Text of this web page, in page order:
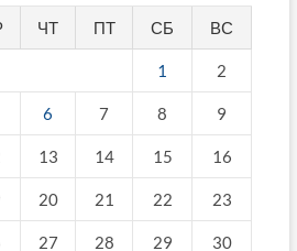
ЧТ ПТ СБ ВС
1 2
6 7 8 9
13 14 15 16
20 21 22 23
27 28 29 30